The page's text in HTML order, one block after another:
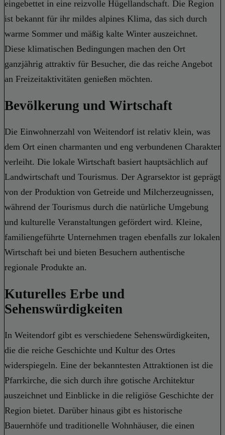
eingebettet in eine reizvolle Hügellandschaft. Die Region
ist bekannt für ihr mildes alpines Klima, das sich durch
warme Sommer und mäßig kalte Winter auszeichnet.
Diese klimatischen Bedingungen machen den Ort
ganzjährig attraktiv für Besucher, die das reiche Angebot
an Freizeitaktivitäten genießen möchten.
Bevölkerung und Wirtschaft
Die Einwohnerzahl von Weitendorf ist relativ klein, was
dem Ort einen charmanten und eng verbundenen Charakter
verleiht. Die lokale Wirtschaft basiert hauptsächlich auf
Landwirtschaft und Tourismus. Der Agrarsektor ist geprägt
von der Produktion von Getreide und Milcherzeugnissen,
während der Tourismus durch die natürliche Umgebung
und kulturelle Veranstaltungen gefördert wird. Kleine,
familiengeführte Unternehmen tragen ebenfalls zur lokalen
Wirtschaft bei und bieten Besuchern authentische
regionale Produkte an.
Kuturelles Erbe und
Sehenswürdigkeiten
In Weitendorf gibt es verschiedene Sehenswürdigkeiten,
die die reiche Geschichte und Kultur des Ortes
widerspiegeln. Eine der bekanntesten Attraktionen ist die
Pfarrkirche, die sich durch ihre gotische Architektur
auszeichnet und Einblicke in die religiöse Geschichte der
Region bietet. Darüber hinaus gibt es historische
Bauernhöfe und traditionelle Wohnhäuser, die einen